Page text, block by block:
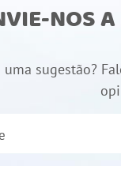
NOS
uma sugestão?